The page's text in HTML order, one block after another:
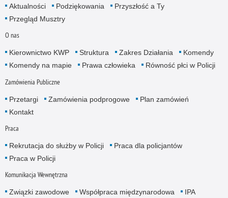
Aktualności Podziękowania
Przyszłość a Ty
Przegląd Musztry
O nas
Kierownictwo KWP Struktura Zakres Działania
Komendy
Komendy na mapie
Prawa człowieka Równość płci w Policji
Zamówienia Publiczne
Przetargi Zamówienia podprogowe
Plan zamówień
Kontakt
Praca
Rekrutacja do służby w Policji
Praca dla policjantów
Praca w Policji
Komunikacja Wewnętrzna
Związki zawodowe Współpraca międzynarodowa
IPA